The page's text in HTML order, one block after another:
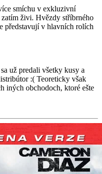
smíchu v exkluzivní
živi. Hvězdy stříbrného
představují v hlavních rolích
už predali všetky kusy a
:( Teoreticky však
iných obchodoch, ktoré ešte